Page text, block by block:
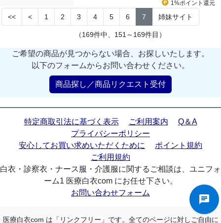
1%ポイント 還元
<< < 1 2 3 4 5 6 7 姉妹サイト
（169件中、151～169件目）
ご希望の商品が見つからない場合、お探しいたします。
以下のフォームからお問い合わせください。
商品探し／商品リクエスト受付
特定商取引法に基づく表示 ご利用案内
Q＆A
プライバシーポリシー
安心してお買い求めいただくために
ポイント規約
ご利用規約
白衣・診察衣・ナース服・介護服に関するご相談は、ユニフォ
ーム1 医療白衣com にお任せ下さい。
お問い合わせフォーム
医療白衣com は「リンクフリー」です。全てのページに対しご自由に